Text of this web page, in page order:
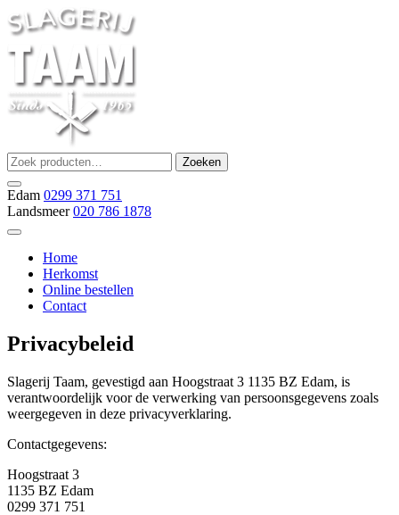
Ga
naar
inhoud
Slagerij Taam
slager
Zoeken
naar:
Zoeken
Edam 0299 371 751
Landsmeer 020 786 1878
Home
Herkomst
Online bestellen
Contact
Privacybeleid
Slagerij Taam, gevestigd aan Hoogstraat 3 1135 BZ Edam, is
verantwoordelijk voor de verwerking van persoonsgegevens zoals
weergegeven in deze privacyverklaring.
Contactgegevens:
Hoogstraat 3
1135 BZ Edam
0299 371 751